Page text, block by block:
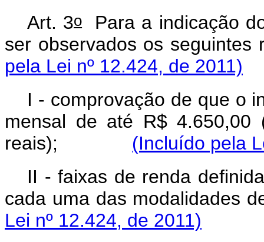
Art. 3oPara a indicação
ser observados os
pela Lei nº 12.424, de 2011)
I - comprovação de que o
mensal de até R$ 4.650,00
reais); (Incluído pela
II - faixas de renda
cada uma das
Lei nº 12.424, de 2011)